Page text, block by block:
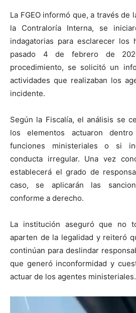
La FGEO informó que, a través de
la Contraloría Interna, se
indagatorias para esclarecer los
pasado 4 de febrero de
procedimiento, se solicitó un
actividades que realizaban los
incidente.
Según la Fiscalía, el análisis se
los elementos actuaron
funciones ministeriales o si
conducta irregular. Una vez
establecerá el grado de
caso, se aplicarán las
conforme a derecho.
La institución aseguró que no
aparten de la legalidad y reiteró
continúan para deslindar
que generó inconformidad y
actuar de los agentes ministeriales.
Reproductor